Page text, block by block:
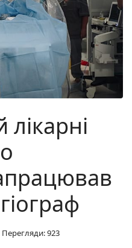
лікарні
Перегляди: 923